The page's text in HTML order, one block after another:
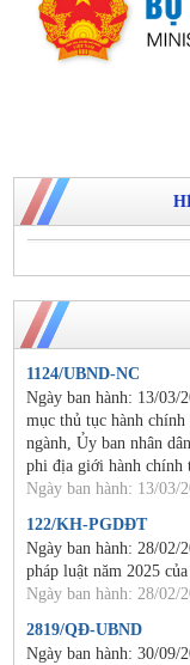
1124/UBND-NC
Ngày ban hành: 13/03/
mục thủ tục hành chính
ngành, Ủy ban nhân
phi địa giới hành chính
Ngày ban hành: 13/03/
122/KH-PGDĐT
Ngày ban hành: 28/02/
pháp luật năm 2025
Ngày ban hành: 28/02/
2819/QĐ-UBND
Ngày ban hành: 30/09/